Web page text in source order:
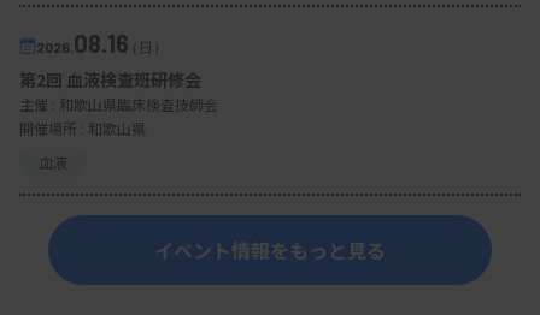
2026. 08.16（日）
第2回 血液検査班研修会
主催 : 和歌山県臨床検査技師会
開催場所 : 和歌山県
血液
イベント情報をもっと見る